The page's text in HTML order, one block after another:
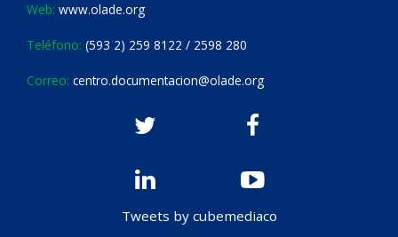
Web: www.olade.org
Teléfono: (593 2) 259 8122 / 2598 280
Correo: centro.documentacion@olade.org
Tweets by cubemediaco